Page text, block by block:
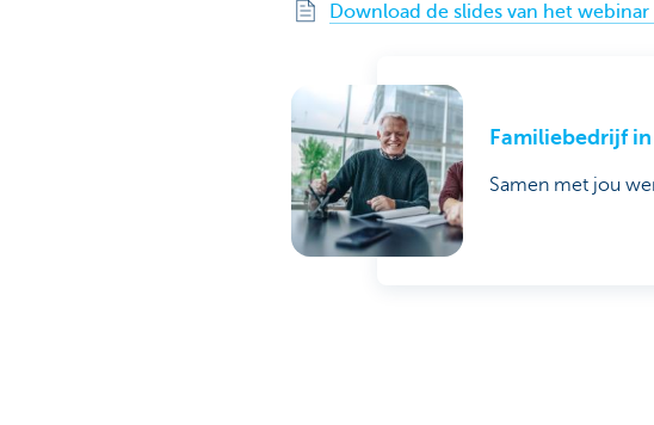
Download de slides van het webinar
Familiebedrijf
Samen met jou